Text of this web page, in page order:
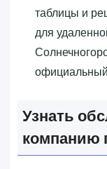
таблицы и
для
Узнать
компанию